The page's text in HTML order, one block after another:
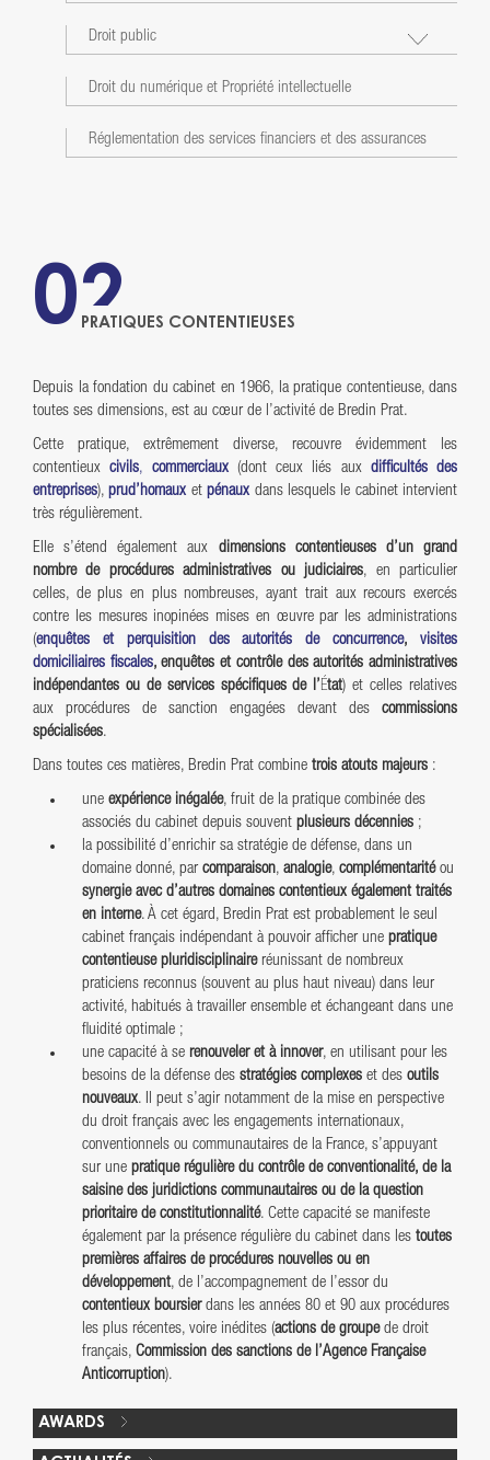
Droit public
Droit du numérique et Propriété intellectuelle
Réglementation des services financiers et des assurances
PRATIQUES CONTENTIEUSES
02
Depuis la fondation du cabinet en 1966, la pratique contentieuse, dans
toutes ses dimensions, est au cœur de l’activité de Bredin Prat.
Cette pratique, extrêmement diverse, recouvre évidemment les
contentieuxcivils, commerciaux(dont ceux liés aux difficultés des
entreprises), prud’homaux et pénaux dans lesquels le cabinet intervient
très régulièrement.
Elle s’étend également aux dimensions contentieuses d’un grand
nombre de procédures administratives ou judiciaires, en particulier
celles, de plus en plus nombreuses, ayant trait aux recours exercés
contre les mesures inopinées mises en œuvre par les administrations
(enquêtes et perquisition des autorités de concurrence,visites
domiciliaires fiscales, enquêtes et contrôle des autorités administratives
indépendantes ou de services spécifiques de l’État) et celles relatives
aux procédures de sanction engagées devant des commissions
spécialisées.
Dans toutes ces matières, Bredin Prat combine trois atouts majeurs :
une expérience inégalée, fruit de la pratique combinée des
associés du cabinet depuis souvent plusieurs décennies ;
la possibilité d’enrichir sa stratégie de défense, dans un
domaine donné, par comparaison, analogie, complémentaritéou
synergie avec d’autres domaines contentieux également traités
en interne. À cet égard, Bredin Prat est probablement le seul
cabinet français indépendant à pouvoir afficher une pratique
contentieuse pluridisciplinaireréunissant de nombreux
praticiens reconnus (souvent au plus haut niveau) dans leur
activité, habitués à travailler ensemble et échangeant dans une
fluidité optimale ;
une capacité à se renouveler et à innover, en utilisant pour les
besoins de la défense des stratégies complexes et des outils
nouveaux. Il peut s’agir notamment de la mise en perspective
du droit français avec les engagements internationaux,
conventionnels ou communautaires de la France, s’appuyant
sur une pratique régulière du contrôle de conventionalité, de la
saisine des juridictions communautaires ou de la question
prioritaire de constitutionnalité. Cette capacité se manifeste
également par la présence régulière du cabinet dans les toutes
premières affaires de procédures nouvelles ou en
développement, de l’accompagnement de l’essor du
contentieux boursierdans les années 80 et 90 aux procédures
les plus récentes, voire inédites (actions de groupe de droit
français, Commission des sanctions de l’Agence Française
Anticorruption).
AWARDS